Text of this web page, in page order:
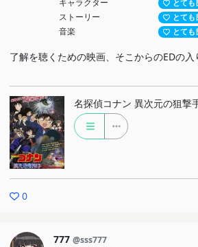
キャラクター とても
ストーリー とても
音楽 とても
了解を聴くための映画、そこからのEDの入
名探偵コナン 異次元の狙撃
0
777 @sss777